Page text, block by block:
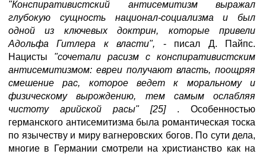
"Конспиративистский антисемитизм выражал
глубокую сущность национал-социализма и был
одной из ключевых доктрин, которые привели
Адольфа Гитлера к власти", - писал Д. Пайпс.
Нацисты "сочетали расизм с конспиративистским
антисемитизмом: евреи получают власть, поощряя
смешение рас, которое ведет к моральному и
физическому вырождению, тем самым ослабляя
чистоту арийской расы" [25] . Особенностью
германского антисемитизма была романтическая тоска
по язычеству и миру вагнеровских богов. По сути дела,
многие в Германии смотрели на христианство как на